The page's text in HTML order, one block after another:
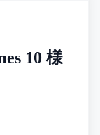
10 様